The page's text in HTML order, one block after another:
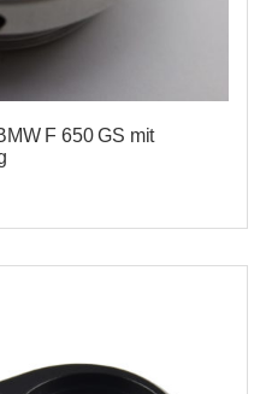
F 650 GS mit